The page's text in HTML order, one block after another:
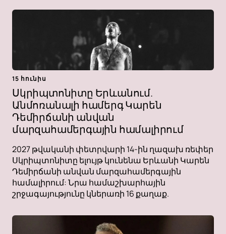
15 հունիս
Սկրիպտոնիտը Երևանում.
Անմոռանալի համերգ Կարեն
Դեմիրճանի անվան
մարզահամերգային համալիրում
2027 թվականի փետրվարի 14-ին ղազախ ռեփեր
Սկրիպտոնիտը ելույթ կունենա Երևանի Կարեն
Դեմիրճանի անվան մարզահամերգային
համալիրում: Նրա համաշխարհային
շրջագայությունը կներառի 16 քաղաք.